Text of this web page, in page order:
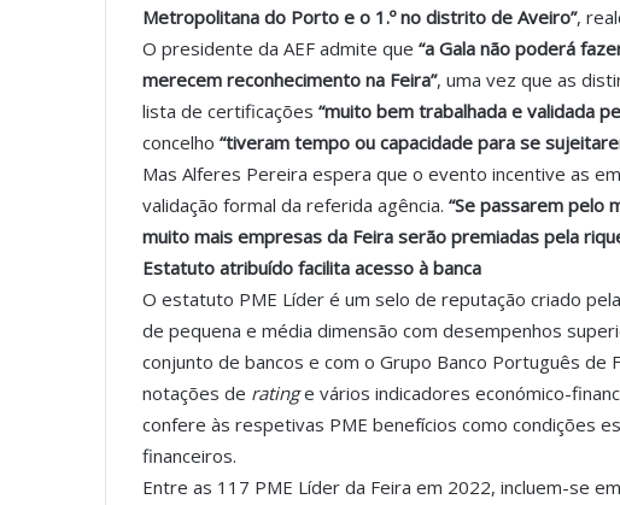
Metropolitana do Porto e o 1.º no distrito de Aveiro”,
O presidente da AEF admite que “a Gala não poderá
merecem reconhecimento na Feira”, uma vez que as
lista de certificações “muito bem trabalhada e validada
concelho “tiveram tempo ou capacidade para se
Mas Alferes Pereira espera que o evento incentive as
validação formal da referida agência. “Se passarem pelo
muito mais empresas da Feira serão premiadas pela
Estatuto atribuído facilita acesso à banca
O estatuto PME Líder é um selo de reputação criado
de pequena e média dimensão com desempenhos
conjunto de bancos e com o Grupo Banco Português
notações de ratinge vários indicadores económico-
confere às respetivas PME benefícios como condições
financeiros.
Entre as 117 PME Líder da Feira em 2022, incluem-se